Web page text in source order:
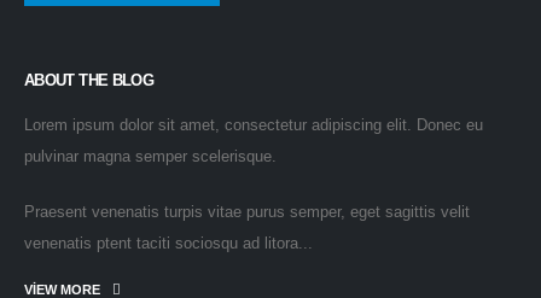
ABOUT THE BLOG
Lorem ipsum dolor sit amet, consectetur adipiscing elit. Donec eu
pulvinar magna semper scelerisque.
Praesent venenatis turpis vitae purus semper, eget sagittis velit
venenatis ptent taciti sociosqu ad litora...
VIEW MORE